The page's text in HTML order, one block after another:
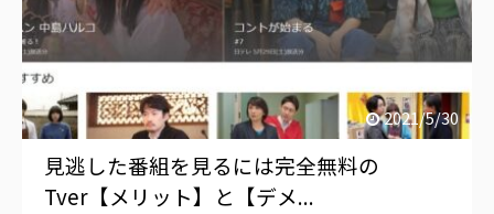
2021/5/30
見逃した番組を見るには完全無料の
Tver【メリット】と【デメ...